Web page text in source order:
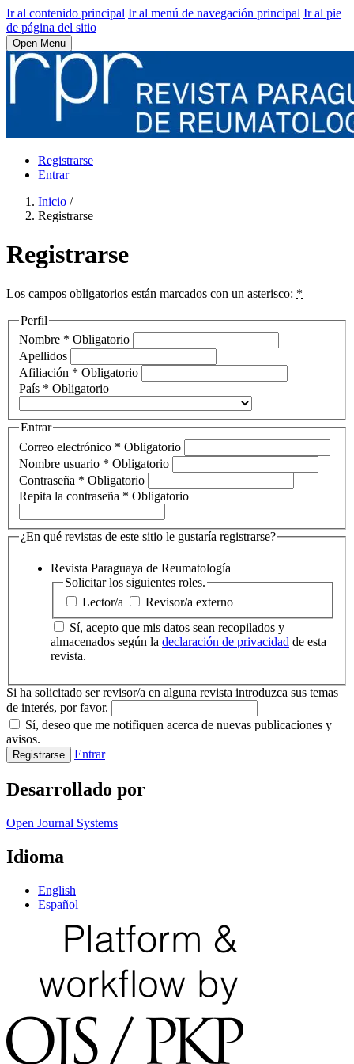
Ir al contenido principal Ir al menú de navegación principal Ir al pie
de página del sitio
Open Menu
Registrarse
Entrar
Inicio /
Registrarse
Registrarse
Los campos obligatorios están marcados con un asterisco: *
Perfil
Nombre * Obligatorio
Apellidos
Afiliación * Obligatorio
País * Obligatorio
Entrar
Correo electrónico * Obligatorio
Nombre usuario * Obligatorio
Contraseña * Obligatorio
Repita la contraseña * Obligatorio
¿En qué revistas de este sitio le gustaría registrarse?
Revista Paraguaya de Reumatología
Solicitar los siguientes roles.
Lector/a
Revisor/a externo
almacenados según la declaración de privacidad de esta
revista.
Si ha solicitado ser revisor/a en alguna revista introduzca sus temas
de interés, por favor.
Sí, deseo que me notifiquen acerca de nuevas publicaciones y
avisos.
Registrarse Entrar
Desarrollado por
Open Journal Systems
Idioma
English
Español